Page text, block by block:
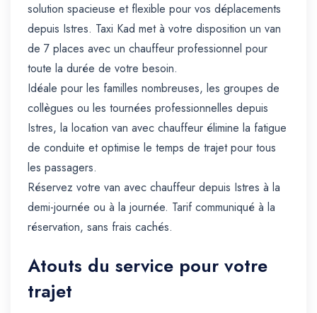
solution spacieuse et flexible pour vos déplacements
depuis Istres. Taxi Kad met à votre disposition un van
de 7 places avec un chauffeur professionnel pour
toute la durée de votre besoin.
Idéale pour les familles nombreuses, les groupes de
collègues ou les tournées professionnelles depuis
Istres, la location van avec chauffeur élimine la fatigue
de conduite et optimise le temps de trajet pour tous
les passagers.
Réservez votre van avec chauffeur depuis Istres à la
demi-journée ou à la journée. Tarif communiqué à la
réservation, sans frais cachés.
Atouts du service pour votre
trajet